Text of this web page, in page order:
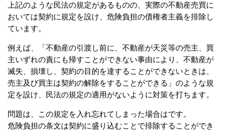
上記のような民法の規定があるものの、実際の不動産売買に
おいては契約に規定を設け、危険負担の債権者主義を排除し
ています。
例えば、「不動産の引渡し前に、不動産が天災等の売主、買
主いずれの責にも帰すことができない事由により、不動産が
滅失、損壊し、契約の目的を達することができないときは、
売主及び買主は契約の解除をすることができる」のような規
定を設け、民法の規定の適用がないように対策を打ちます。
問題は、この規定を入れ忘れてしまった場合はです。
危険負担の条文は契約に盛り込むことで排除することができ